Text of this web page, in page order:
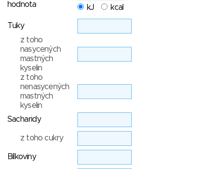
hodnota
kJ kcal
Tuky
z toho
nasycených
mastných
kyselin
z toho
nenasycených
mastných
kyselin
Sacharidy
z toho cukry
Bílkoviny